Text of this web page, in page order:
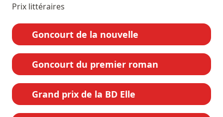
Prix littéraires
Goncourt de la nouvelle
Goncourt du premier roman
Grand prix de la BD Elle